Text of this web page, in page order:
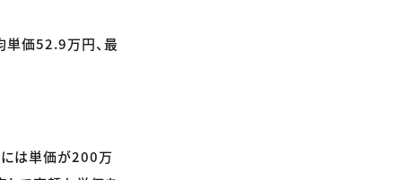
単価52.9万円、最
には単価が200万